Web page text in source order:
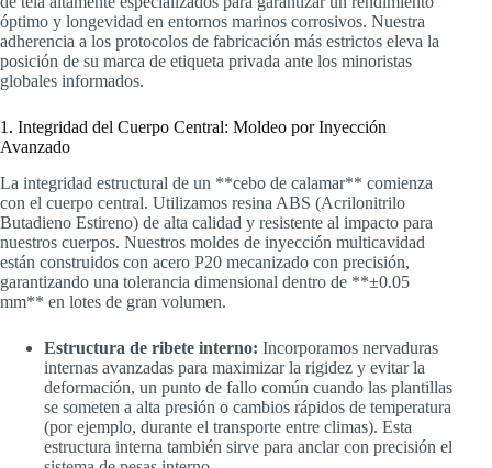
óptimo y longevidad en entornos marinos corrosivos. Nuestra
adherencia a los protocolos de fabricación más estrictos eleva la
posición de su marca de etiqueta privada ante los minoristas
globales informados.
1. Integridad del Cuerpo Central: Moldeo por Inyección
Avanzado
La integridad estructural de un **cebo de calamar** comienza
con el cuerpo central. Utilizamos resina ABS (Acrilonitrilo
Butadieno Estireno) de alta calidad y resistente al impacto para
nuestros cuerpos. Nuestros moldes de inyección multicavidad
están construidos con acero P20 mecanizado con precisión,
garantizando una tolerancia dimensional dentro de **±0.05
mm** en lotes de gran volumen.
Estructura de ribete interno: Incorporamos nervaduras
internas avanzadas para maximizar la rigidez y evitar la
deformación, un punto de fallo común cuando las plantillas
se someten a alta presión o cambios rápidos de temperatura
(por ejemplo, durante el transporte entre climas). Esta
estructura interna también sirve para anclar con precisión el